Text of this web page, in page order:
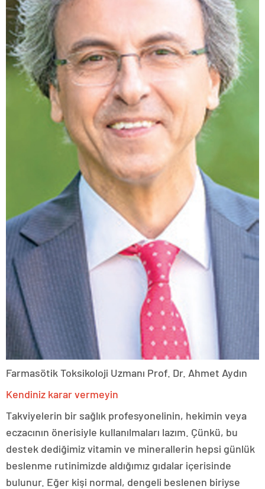
Farmasötik Toksikoloji Uzmanı Prof. Dr. Ahmet Aydın
Kendiniz karar vermeyin
Takviyelerin bir sağlık profesyonelinin, hekimin veya
eczacının önerisiyle kullanılmaları lazım. Çünkü, bu
destek dediğimiz vitamin ve minerallerin hepsi günlük
beslenme rutinimizde aldığımız gıdalar içerisinde
bulunur. Eğer kişi normal, dengeli beslenen biriyse